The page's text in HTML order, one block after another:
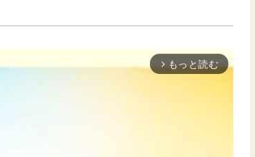
arrow_forward_ios もっと読む